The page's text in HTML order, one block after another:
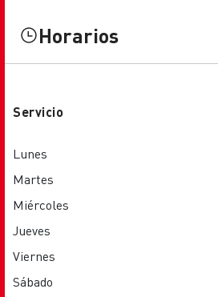
Horarios
Servicio
Lunes
Martes
Miércoles
Jueves
Viernes
Sábado